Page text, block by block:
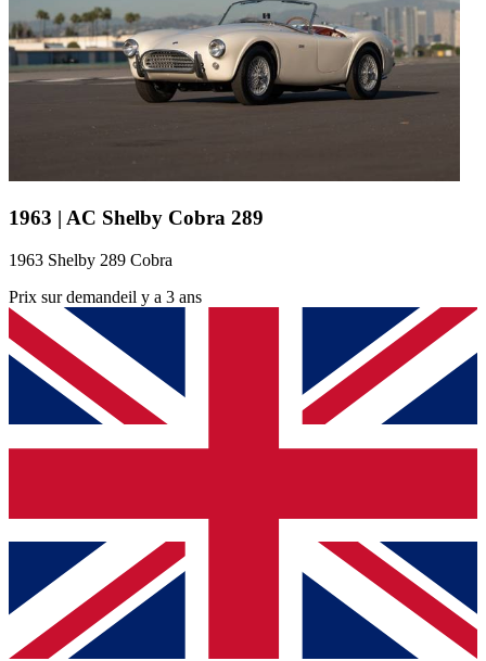
1963 | AC Shelby Cobra 289
1963 Shelby 289 Cobra
Prix sur demandeil y a 3 ans